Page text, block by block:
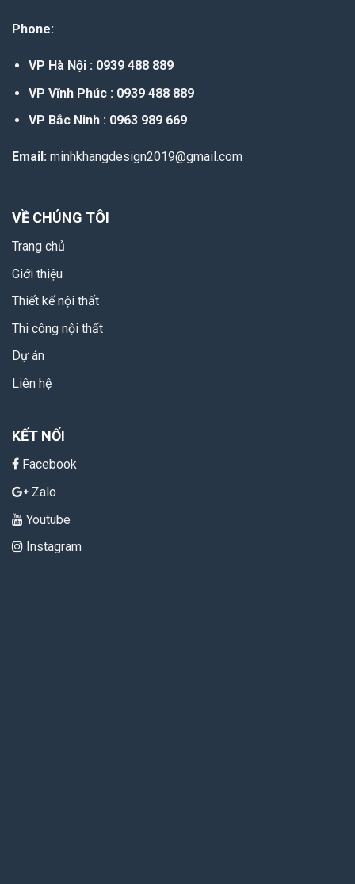
Phone:
VP Hà Nội : 0939 488 889
VP Vĩnh Phúc : 0939 488 889
VP Bắc Ninh : 0963 989 669
Email: minhkhangdesign2019@gmail.com
VỀ CHÚNG TÔI
Trang chủ
Giới thiệu
Thiết kế nội thất
Thi công nội thất
Dự án
Liên hệ
KẾT NỐI
Facebook
Zalo
Youtube
Instagram